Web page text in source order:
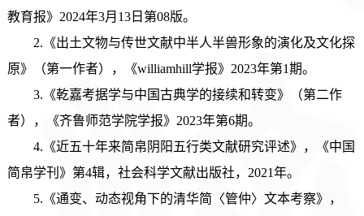
教育报》2024年3月13日第08版。
2.《出土文物与传世文献中半人半兽形象的演化及文化探
原》（第一作者），《williamhill学报》2023年第1期。
3.《乾嘉考据学与中国古典学的接续和转变》（第二作
者），《齐鲁师范学院学报》2023年第6期。
4.《近五十年来简帛阴阳五行类文献研究评述》，《中国
简帛学刊》第4辑，社会科学文献出版社，2021年。
5.《通变、动态视角下的清华简〈管仲〉文本考察》，